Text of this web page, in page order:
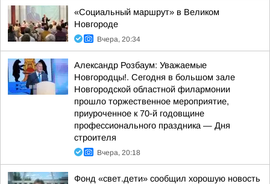
«Социальный маршрут» в Великом
Новгороде
Вчера, 20:34
Александр Розбаум: Уважаемые
Новгородцы!. Сегодня в большом зале
Новгородской областной филармонии
прошло торжественное мероприятие,
приуроченное к 70-й годовщине
профессионального праздника — Дня
строителя
Вчера, 20:18
Фонд «свет.дети» сообщил хорошую новость